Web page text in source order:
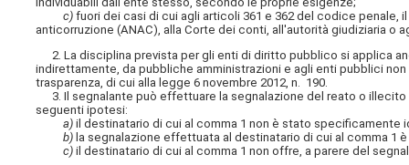
c) fuori dei casi di cui agli articoli 361 e 362 del codice
anticorruzione (ANAC), alla Corte dei conti, all'autorità giudiziaria o
2. La disciplina prevista per gli enti di diritto pubblico si applica
indirettamente, da pubbliche amministrazioni e agli enti pubblici
trasparenza, di cui alla legge 6 novembre 2012, n. 190.
3. Il segnalante può effettuare la segnalazione del reato o
seguenti ipotesi:
a) il destinatario di cui al comma 1 non è stato specificamente
b) la segnalazione effettuata al destinatario di cui al comma 1
c) il destinatario di cui al comma 1 non offre, a parere del